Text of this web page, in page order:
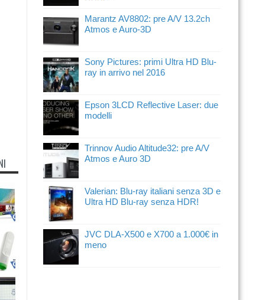
Marantz AV8802: pre A/V 13.2ch
Atmos e Auro-3D
Sony Pictures: primi Ultra HD Blu-
ray in arrivo nel 2016
Epson 3LCD Reflective Laser: due
modelli
Trinnov Audio Altitude32: pre A/V
Atmos e Auro 3D
Valerian: Blu-ray italiani senza 3D e
Ultra HD Blu-ray senza HDR!
JVC DLA-X500 e X700 a 1.000€ in
meno